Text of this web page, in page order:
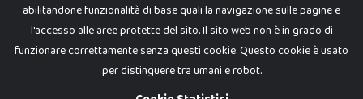
abilitandone funzionalità di base quali la navigazione sulle pagine e
l'accesso alle aree protette del sito. Il sito web non è in grado di
funzionare correttamente senza questi cookie. Questo cookie è usato
per distinguere tra umani e robot.